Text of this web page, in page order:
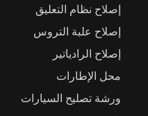
إصلاح نظام التعليق
إصلاح علبة التروس
إصلاح الرادياتير
محل الإطارات
ورشة تصليح السيارات